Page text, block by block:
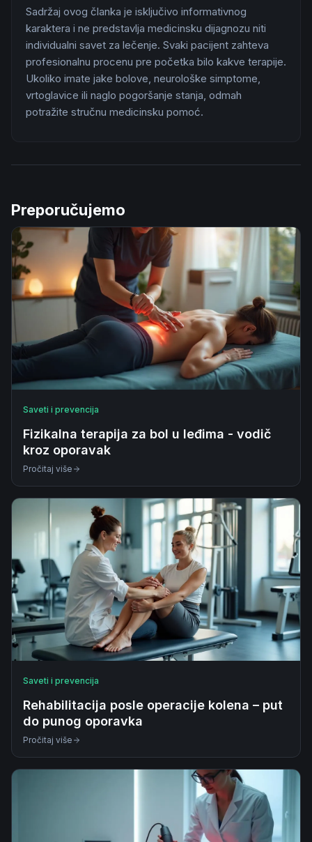
Sadržaj ovog članka je isključivo informativnog
karaktera i ne predstavlja medicinsku dijagnozu niti
individualni savet za lečenje. Svaki pacijent zahteva
profesionalnu procenu pre početka bilo kakve terapije.
Ukoliko imate jake bolove, neurološke simptome,
vrtoglavice ili naglo pogoršanje stanja, odmah
potražite stručnu medicinsku pomoć.
Preporučujemo
Saveti i prevencija
Fizikalna terapija za bol u leđima - vodič
kroz oporavak
Pročitaj više
Saveti i prevencija
Rehabilitacija posle operacije kolena – put
do punog oporavka
Pročitaj više